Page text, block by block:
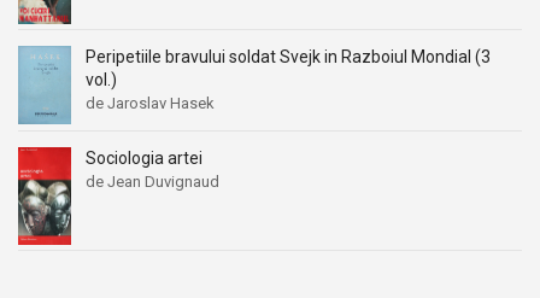
Jamie McGuire
Jan Hudson
Jane Archer
Jane Austen
Jane Costello
Jane Edwards
Janelle Taylor
Jamie McGuire
Jan Hudson
Jane Archer
Jane Austen
Jane Costello
Jane Edwards
Janelle Taylor
Peripetiile bravului soldat Svejk in Razboiul Mondial (3
vol.)
de Jaroslav Hasek
Sociologia artei
de Jean Duvignaud